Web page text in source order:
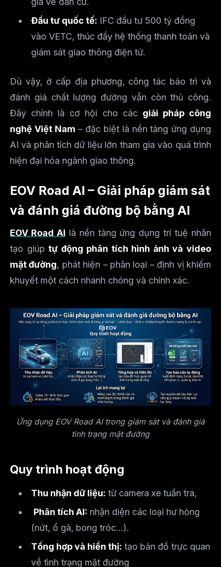
Đầu tư quốc tế: IFC đầu tư 500 tỷ đồng
vào VETC, thúc đẩy hệ thống thanh toán và
giám sát giao thông điện tử.
Dù vậy, ở cấp địa phương, công tác bảo trì và
đánh giá chất lượng đường vẫn còn thủ công.
Đây chính là cơ hội cho các giải pháp công
nghệ Việt Nam – đặc biệt là nền tảng ứng dụng
AI và phân tích dữ liệu lớn tham gia vào quá trình
hiện đại hóa ngành giao thông.
EOV Road AI – Giải pháp giám sát
và đánh giá đường bộ bằng AI
EOV Road AI là nền tảng ứng dụng trí tuệ nhân
tạo giúptự động phân tích hình ảnh và video
mặt đường, phát hiện – phân loại – định vị khiếm
khuyết một cách nhanh chóng và chính xác.
Ứng dụng EOV Road AI trong giám sát và đánh giá
tình trạng mặt đường
Quy trình hoạt động
Thu nhận dữ liệu: từ camera xe tuần tra,
Phân tích AI: nhận diện các loại hư hỏng
(nứt, ổ gà, bong tróc...).
Tổng hợp và hiển thị: tạo bản đồ trực quan
về tình trạng mặt đường